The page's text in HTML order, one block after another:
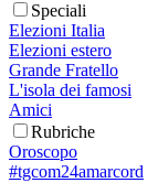
Speciali
Elezioni Italia
Elezioni estero
Grande Fratello
L'isola dei famosi
Amici
Rubriche
Oroscopo
#tgcom24amarcord